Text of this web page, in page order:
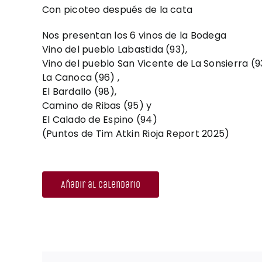
Con picoteo después de la cata
Nos presentan los 6 vinos de la Bodega
Vino del pueblo Labastida (93),
Vino del pueblo San Vicente de La Sonsierra
La Canoca (96) ,
El Bardallo (98),
Camino de Ribas (95) y
El Calado de Espino (94)
(Puntos de Tim Atkin Rioja Report 2025)
Añadir al calendario